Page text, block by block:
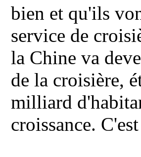
bien et qu'ils
service de
la Chine va
de la croisière,
milliard
croissance.